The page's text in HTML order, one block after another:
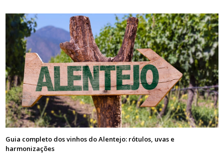
Guia completo dos vinhos do Alentejo: rótulos, uvas e
harmonizações